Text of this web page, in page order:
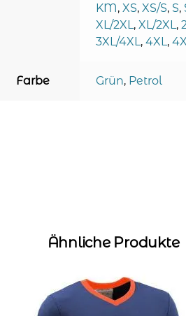
KM, XS, XS/S, S,
XL/2XL, XL/2XL,
3XL/4XL, 4XL,
Farbe Grün, Petrol
Ähnliche Produkte